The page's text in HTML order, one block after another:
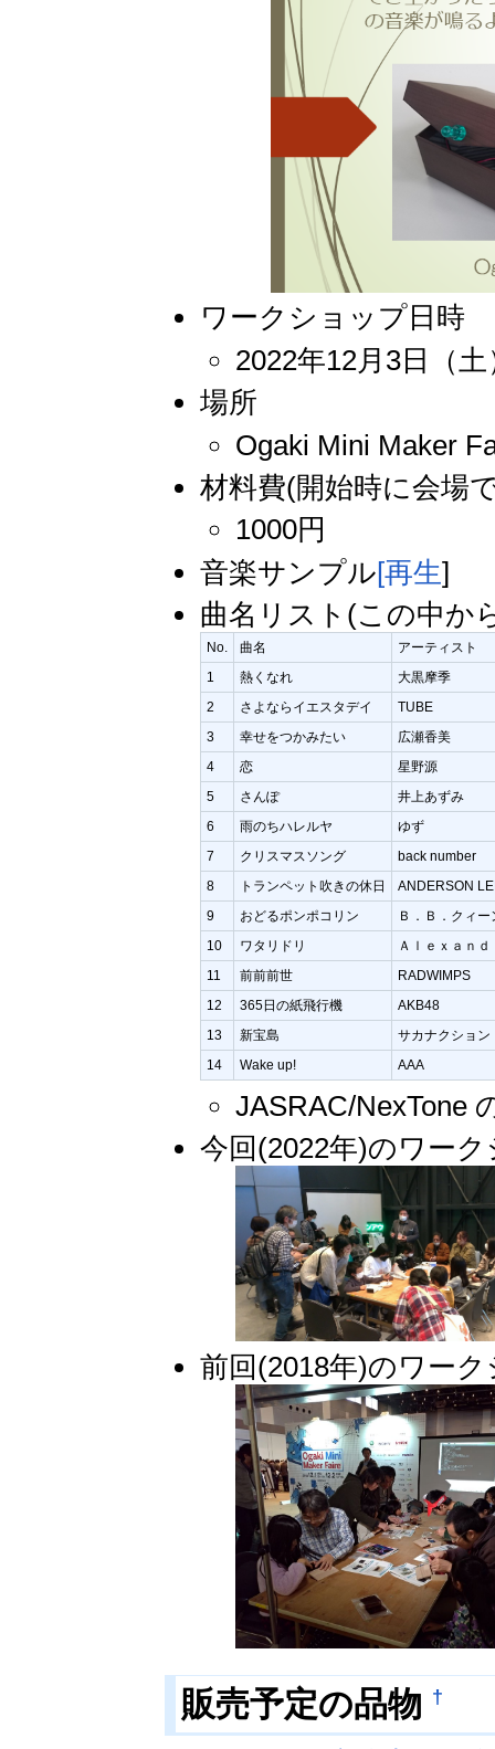
ワークショップ日時
2022年12月3日（
場所
Ogaki Mini Maker
材料費(開始時に会場
1000円
音楽サンプル[再生]
曲名リスト(この中か
No. 曲名 アーティスト
1 熱くなれ 大黒摩季
2 さよならイエスタデイ TUBE
3 幸せをつかみたい 広瀬香美
4 恋 星野源
5 さんぽ 井上あずみ
6 雨のちハレルヤ ゆず
7 クリスマスソング back number
8 トランペット吹きの休日 ANDERSON
9 おどるポンポコリン Ｂ．Ｂ．クィー
10 ワタリドリ Ａｌｅｘａｎｄ
11 前前前世 RADWIMPS
12 365日の紙飛行機 AKB48
13 新宝島 サカナクション
14 Wake up! AAA
JASRAC/NexTone
今回(2022年)のワー
前回(2018年)のワー
販売予定の品物 †